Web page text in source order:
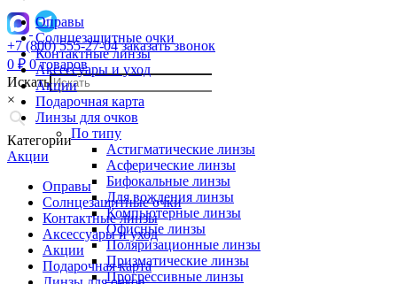
+7 (800) 555-27-04 заказать звонок
0 ₽ 0 товаров
Искать
×
Категории
Акции
Оправы
Солнцезащитные очки
Контактные линзы
Аксессуары и уход
Акции
Подарочная карта
Оправы
Солнцезащитные очки
Контактные линзы
Аксессуары и уход
Акции
Подарочная карта
Линзы для очков
По типу
Астигматические линзы
Асферические линзы
Бифокальные линзы
Для вождения линзы
Компьютерные линзы
Офисные линзы
Поляризационные линзы
Призматические линзы
Прогрессивные линзы